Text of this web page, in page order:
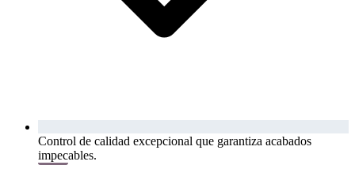
Control de calidad excepcional que garantiza acabados
impecables.